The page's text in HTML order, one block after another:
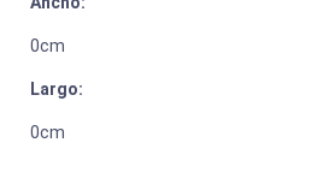
0cm
Largo:
0cm